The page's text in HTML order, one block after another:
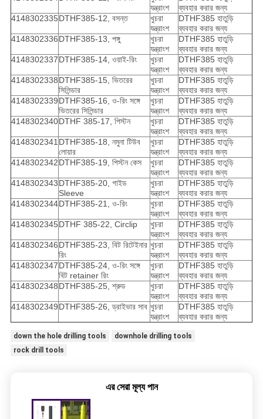
যন্ত্রাংশ
ব্যবহার করার জন্য
4148302335DTHF385-12, বসন্ত
খুচরা
যন্ত্রাংশ
DTHF385 হাতুড়ি
ব্যবহার করার জন্য
4148302336DTHF385-13, পঙ্গু
খুচরা
যন্ত্রাংশ
DTHF385 হাতুড়ি
ব্যবহার করার জন্য
4148302337DTHF385-14, ওয়াই-রিং
খুচরা
যন্ত্রাংশ
DTHF385 হাতুড়ি
ব্যবহার করার জন্য
4148302338DTHF385-15, ভিতরের
সিলিন্ডার
খুচরা
যন্ত্রাংশ
DTHF385 হাতুড়ি
ব্যবহার করার জন্য
4148302339DTHF385-16, ও-রিং সঙ্গে
ভিতরের সিলিন্ডার
খুচরা
যন্ত্রাংশ
DTHF385 হাতুড়ি
ব্যবহার করার জন্য
4148302340DTHF 385-17, পিস্টন
খুচরা
যন্ত্রাংশ
DTHF385 হাতুড়ি
ব্যবহার করার জন্য
4148302341DTHF385-18, নমুনা টিউব
লোয়ার
খুচরা
যন্ত্রাংশ
DTHF385 হাতুড়ি
ব্যবহার করার জন্য
4148302342DTHF385-19, পিস্টন কেস
খুচরা
যন্ত্রাংশ
DTHF385 হাতুড়ি
ব্যবহার করার জন্য
4148302343DTHF385-20, গাইড
Sleeve
খুচরা
যন্ত্রাংশ
DTHF385 হাতুড়ি
ব্যবহার করার জন্য
4148302344DTHF385-21, ও-রিং
খুচরা
যন্ত্রাংশ
DTHF385 হাতুড়ি
ব্যবহার করার জন্য
4148302345DTHF 385-22, Circlip
খুচরা
যন্ত্রাংশ
DTHF385 হাতুড়ি
ব্যবহার করার জন্য
4148302346DTHF385-23, বিট রিটেইনার
রিং
খুচরা
যন্ত্রাংশ
DTHF385 হাতুড়ি
ব্যবহার করার জন্য
4148302347DTHF385-24, ও-রিং সঙ্গে
বিট retainer রিং
খুচরা
যন্ত্রাংশ
DTHF385 হাতুড়ি
ব্যবহার করার জন্য
4148302348DTHF385-25, শ্রুড
খুচরা
যন্ত্রাংশ
DTHF385 হাতুড়ি
ব্যবহার করার জন্য
4148302349DTHF385-26, ড্রাইভার সাব খুচরা
যন্ত্রাংশ
DTHF385 হাতুড়ি
ব্যবহার করার জন্য
down the hole drilling tools
downhole drilling tools
rock drill tools
এর সেরা মূল্য পান